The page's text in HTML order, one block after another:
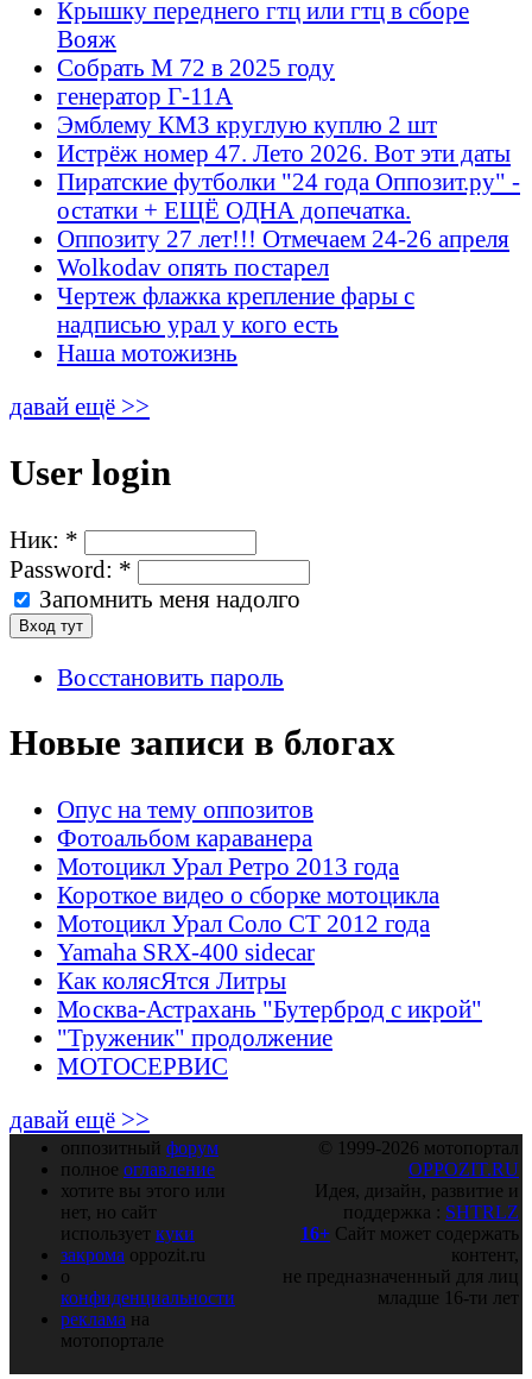
Крышку переднего гтц или гтц в сборе
Вояж
Собрать М 72 в 2025 году
генератор Г-11А
Эмблему КМЗ круглую куплю 2 шт
Истрёж номер 47. Лето 2026. Вот эти даты
Пиратские футболки "24 года Оппозит.ру" -
остатки + ЕЩЁ ОДНА допечатка.
Оппозиту 27 лет!!! Отмечаем 24-26 апреля
Wolkodav опять постарел
Чертеж флажка крепление фары с
надписью урал у кого есть
Наша мотожизнь
давай ещё >>
User login
Ник: *
Password: *
Запомнить меня надолго
Восстановить пароль
Новые записи в блогах
Опус на тему оппозитов
Фотоальбом караванера
Мотоцикл Урал Ретро 2013 года
Короткое видео о сборке мотоцикла
Мотоцикл Урал Соло СТ 2012 года
Yamaha SRX-400 sidecar
Как колясЯтся Литры
Москва-Астрахань "Бутерброд с икрой"
"Труженик" продолжение
МОТОСЕРВИС
давай ещё >>
оппозитный форум
полное оглавление
хотите вы этого или
нет, но сайт
использует куки
закрома oppozit.ru
о
конфиденциальности
реклама на
мотопортале
© 1999-2026 мотопортал
OPPOZIT.RU
Идея, дизайн, развитие и
поддержка : SHTRLZ
16+ Сайт может содержать
контент,
не предназначенный для лиц
младше 16-ти лет